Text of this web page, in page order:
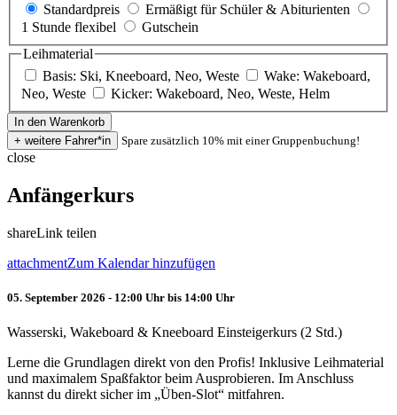
Standardpreis
Ermäßigt für Schüler & Abiturienten
1 Stunde flexibel
Gutschein
Leihmaterial
Basis: Ski, Kneeboard, Neo, Weste
Wake: Wakeboard,
Neo, Weste
Kicker: Wakeboard, Neo, Weste, Helm
Spare zusätzlich 10% mit einer Gruppenbuchung!
close
Anfängerkurs
shareLink teilen
attachmentZum Kalendar hinzufügen
05. September 2026 - 12:00 Uhr bis 14:00 Uhr
Wasserski, Wakeboard & Kneeboard Einsteigerkurs (2 Std.)
Lerne die Grundlagen direkt von den Profis! Inklusive Leihmaterial
und maximalem Spaßfaktor beim Ausprobieren. Im Anschluss
kannst du direkt sicher im „Üben-Slot“ mitfahren.